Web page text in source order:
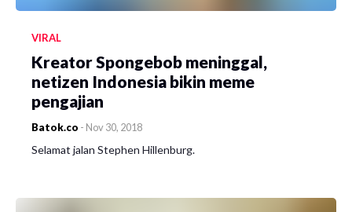
VIRAL
Kreator Spongebob meninggal,
netizen Indonesia bikin meme
pengajian
Batok.co - Nov 30, 2018
Selamat jalan Stephen Hillenburg.